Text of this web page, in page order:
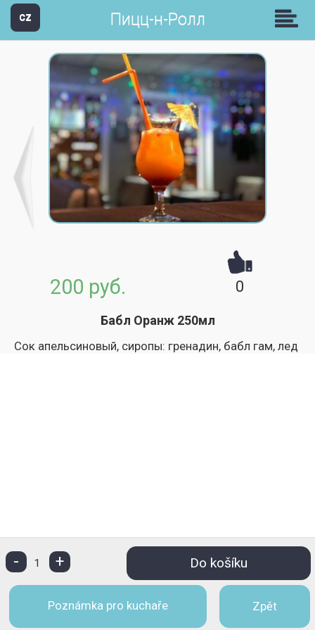
CZ Пицц-н-Ролл
200 руб. 0
Бабл Оранж 250мл
Сок апельсиновый, сиропы: гренадин, бабл гам, лед
- 1 + Do košíku
Poznámka pro kuchaře Zpět